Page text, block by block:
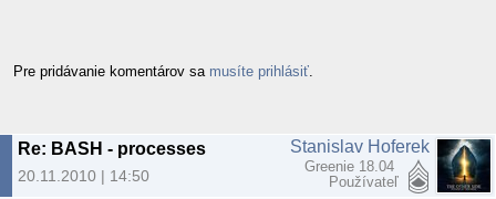
Pre pridávanie komentárov sa musíte prihlásiť
Re: BASH - processes
20.11.2010 | 14:50
Stanislav Hoferek
Greenie 18.04
Používateľ